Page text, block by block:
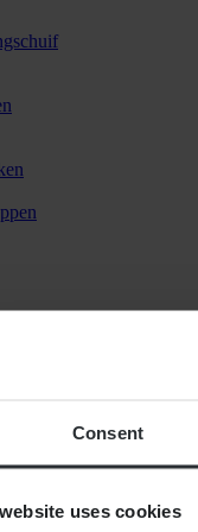
Consent
uses cookies